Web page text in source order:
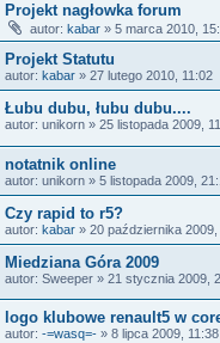
Projekt nagłowka forum
autor: kabar » 5 marca 2010,
Projekt Statutu
autor: kabar » 27 lutego 2010, 11:02
Łubu dubu, łubu dubu....
autor: unikorn » 25 listopada 2009,
notatnik online
autor: unikorn » 5 listopada 2009,
Czy rapid to r5?
autor: kabar » 20 października 2009,
Miedziana Góra 2009
autor: Sweeper » 21 stycznia 2009,
logo klubowe renault5 w
autor: -=wasq=- » 8 lipca 2009, 11:38